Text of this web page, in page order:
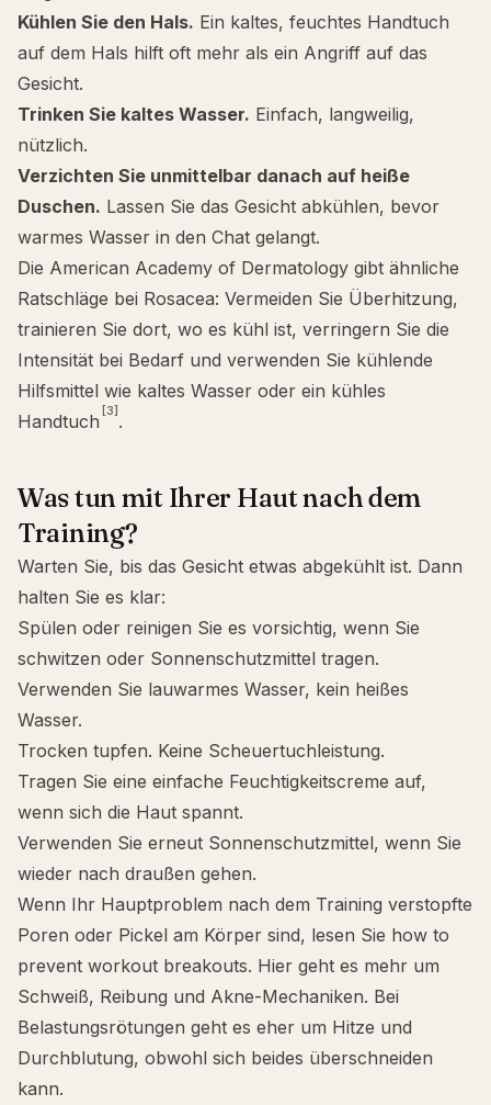
Kühlen Sie den Hals. Ein kaltes, feuchtes Handtuch
auf dem Hals hilft oft mehr als ein Angriff auf das
Gesicht.
Trinken Sie kaltes Wasser. Einfach, langweilig,
nützlich.
Verzichten Sie unmittelbar danach auf heiße
Duschen. Lassen Sie das Gesicht abkühlen, bevor
warmes Wasser in den Chat gelangt.
Die American Academy of Dermatology gibt ähnliche
Ratschläge bei Rosacea: Vermeiden Sie Überhitzung,
trainieren Sie dort, wo es kühl ist, verringern Sie die
Intensität bei Bedarf und verwenden Sie kühlende
Hilfsmittel wie kaltes Wasser oder ein kühles
Handtuch [3] .
Was tun mit Ihrer Haut nach dem
Training?
Warten Sie, bis das Gesicht etwas abgekühlt ist. Dann
halten Sie es klar:
Spülen oder reinigen Sie es vorsichtig, wenn Sie
schwitzen oder Sonnenschutzmittel tragen.
Verwenden Sie lauwarmes Wasser, kein heißes
Wasser.
Trocken tupfen. Keine Scheuertuchleistung.
Tragen Sie eine einfache Feuchtigkeitscreme auf,
wenn sich die Haut spannt.
Verwenden Sie erneut Sonnenschutzmittel, wenn Sie
wieder nach draußen gehen.
Wenn Ihr Hauptproblem nach dem Training verstopfte
Poren oder Pickel am Körper sind, lesen Sie how to
prevent workout breakouts. Hier geht es mehr um
Schweiß, Reibung und Akne-Mechaniken. Bei
Belastungsrötungen geht es eher um Hitze und
Durchblutung, obwohl sich beides überschneiden
kann.